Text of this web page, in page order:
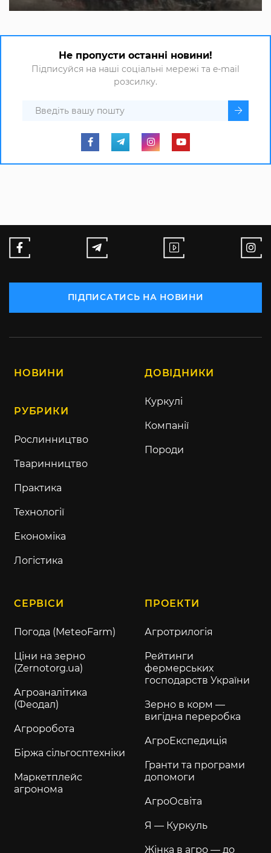
Не пропусти останні новини!
Підписуйся на наші соціальні мережі та e-mail
розсилку.
ПІДПИСАТИСЬ НА НОВИНИ
НОВИНИ
РУБРИКИ
Рослинництво
Тваринництво
Практика
Технології
Економіка
Логістика
ДОВІДНИКИ
Куркулі
Компанії
Породи
СЕРВІСИ
Погода (MeteoFarm)
Ціни на зерно
(Zernotorg.ua)
Агроаналітика
(Феодал)
Агроробота
Біржа сільгосптехніки
Маркетплейс
агронома
ПРОЕКТИ
Агротрилогія
Рейтинги
фермерських
господарств України
Зерно в корм —
вигідна переробка
АгроЕкспедиція
Гранти та програми
допомоги
АгроОсвіта
Я — Куркуль
Жінка в агро — до